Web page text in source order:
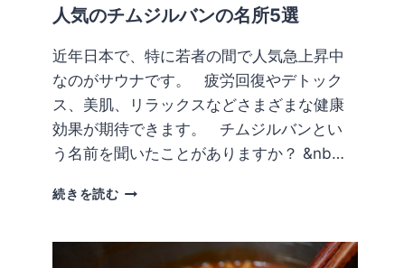
人気のチムジルバンの名所5選
近年日本で、特に若者の間で人気急上昇中
なのがサウナです。 疲労回復やデトック
ス、美肌、リラックスなどさまざまな健康
効果が期待できます。 チムジルバンとい
う名前を聞いたことがありますか？ &nb…
続きを読む韓
ウ